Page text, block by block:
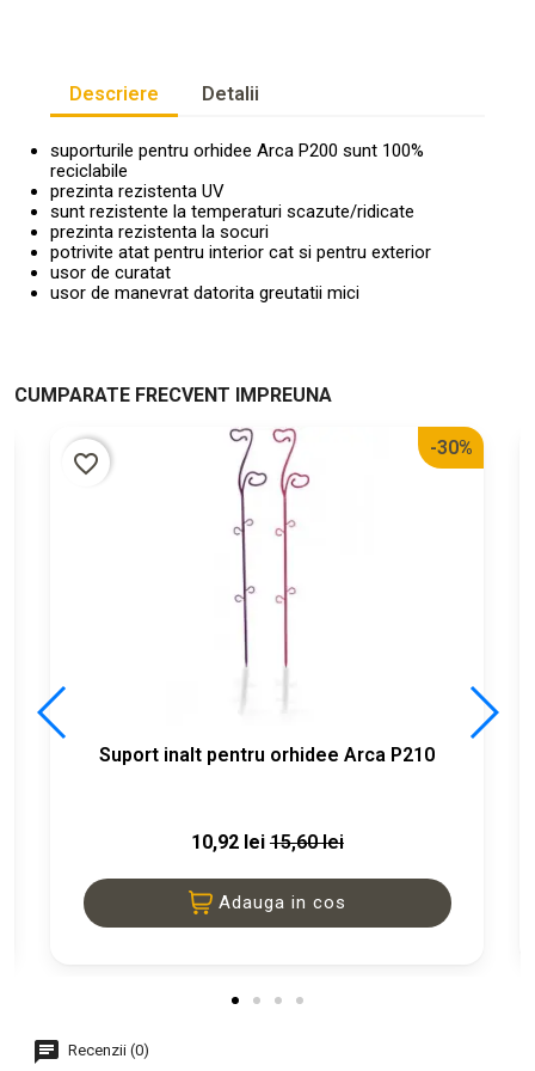
Descriere Detalii
suporturile pentru orhidee Arca P200 sunt 100%
reciclabile
prezinta rezistenta UV
sunt rezistente la temperaturi scazute/ridicate
prezinta rezistenta la socuri
potrivite atat pentru interior cat si pentru exterior
usor de curatat
usor de manevrat datorita greutatii mici
CUMPARATE FRECVENT IMPREUNA
Suport inalt pentru orhidee Arca P210
10,92 lei 15,60 lei
-30%
Adauga in cos
favorite_border
Recenzii (0)